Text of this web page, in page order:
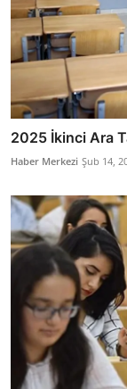
2025 İkinci Ara
Haber Merkezi Şub 14,